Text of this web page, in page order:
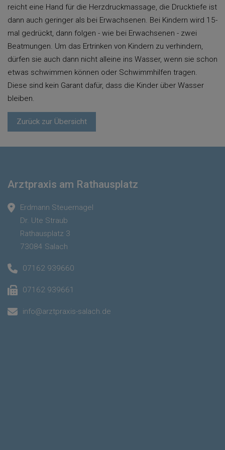
Zurück zur Übersicht
reicht eine Hand für die Herzdruckmassage, die Drucktiefe ist
dann auch geringer als bei Erwachsenen. Bei Kindern wird 15-
mal gedrückt, dann folgen - wie bei Erwachsenen - zwei
Beatmungen. Um das Ertrinken von Kindern zu verhindern,
dürfen sie auch dann nicht alleine ins Wasser, wenn sie schon
etwas schwimmen können oder Schwimmhilfen tragen.
Diese sind kein Garant dafür, dass die Kinder über Wasser
bleiben.
Arztpraxis am Rathausplatz
Erdmann Steuernagel
Dr. Ute Straub
Rathausplatz 3
73084 Salach
07162 939660
07162 939661
info@arztpraxis-salach.de